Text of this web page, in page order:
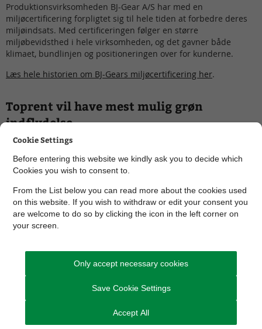
Produktionsvirksomheden BJ-Gear A/S har med en
miljøcertificering forpligtet sig til hele tiden at forbedre deres
miljøindsats. Med certificeringen følger en større
miljøbevidsthed i hele virksomheden, og det gavner både
klimaet, bundlinjen og positioneringen over for kunderne.​
Læs hele historien om BJ-Gears miljøcertificering her.
Toprent vil have mest mulig grøn
indflydelse
Et øget klimafokus er en eksplicit del af Toprents
forretningsstrategi. Det betyder blandt andet, at virksomheden
i dag forsøger at påvirke hele den leveringskæde, de er en del
Læs hele historien om Toprents forretningsstrategi her.
Cookie Settings
Before entering this website we kindly ask you to decide which
Cookies you wish to consent to.
From the List below you can read more about the cookies used
on this website. If you wish to withdraw or edit your consent you
are welcome to do so by clicking the icon in the left corner on
your screen.
Only accept necessary cookies
Save Cookie Settings
Accept All